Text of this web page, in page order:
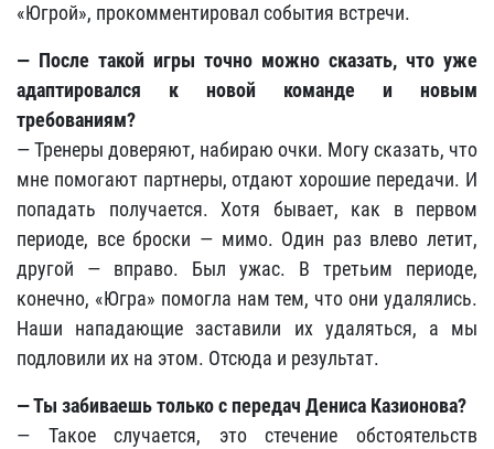
«Югрой», прокомментировал события встречи.
— После такой игры точно можно сказать, что уже
адаптировался к новой команде и новым
требованиям?
— Тренеры доверяют, набираю очки. Могу сказать, что
мне помогают партнеры, отдают хорошие передачи. И
попадать получается. Хотя бывает, как в первом
периоде, все броски — мимо. Один раз влево летит,
другой — вправо. Был ужас. В третьим периоде,
конечно, «Югра» помогла нам тем, что они удалялись.
Наши нападающие заставили их удаляться, а мы
подловили их на этом. Отсюда и результат.
— Ты забиваешь только с передач Дениса Казионова?
— Такое случается, это стечение обстоятельств